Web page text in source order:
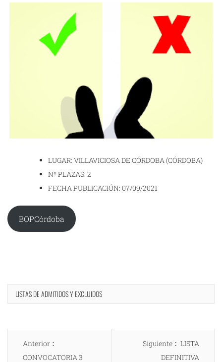
LUGAR: VILLAVICIOSA DE CÓRDOBA (CÓRDOBA)
Nº PLAZAS: 2
FECHA PUBLICACIÓN: 07/09/2021
BOPCórdoba
LISTAS DE ADMITIDOS Y EXCLUIDOS
Navegación
Anterior
anterior:
CONVOCATORIA 3
Siguiente
Entrada
siguiente:
LISTA
DEFINITIVA